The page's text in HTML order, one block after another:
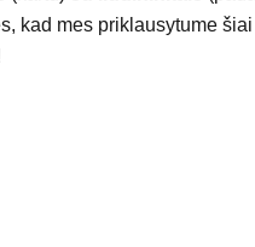
kad mes priklausytume